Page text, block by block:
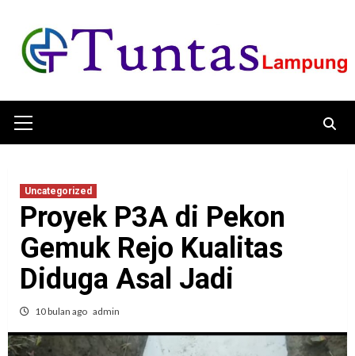
content
Menu
Uncategorized
Proyek P3A di Pekon
Gemuk Rejo Kualitas
Diduga Asal Jadi
10 bulan ago admin